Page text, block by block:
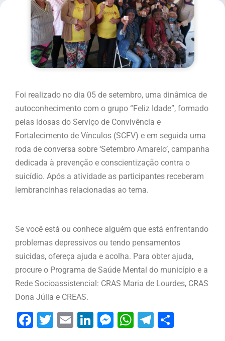
Foi realizado no dia 05 de setembro, uma dinâmica de
autoconhecimento com o grupo “Feliz Idade”, formado
pelas idosas do Serviço de Convivência e
Fortalecimento de Vínculos (SCFV) e em seguida uma
roda de conversa sobre ‘Setembro Amarelo’, campanha
dedicada à prevenção e conscientização contra o
suicídio. Após a atividade as participantes receberam
lembrancinhas relacionadas ao tema.
Se você está ou conhece alguém que está enfrentando
problemas depressivos ou tendo pensamentos
suicidas, ofereça ajuda e acolha. Para obter ajuda,
procure o Programa de Saúde Mental do município e a
Rede Socioassistencial: CRAS Maria de Lourdes, CRAS
Dona Júlia e CREAS.
Facebook
Twitter
EmailLinkedIn
Messenger
WhatsApp
Telegram